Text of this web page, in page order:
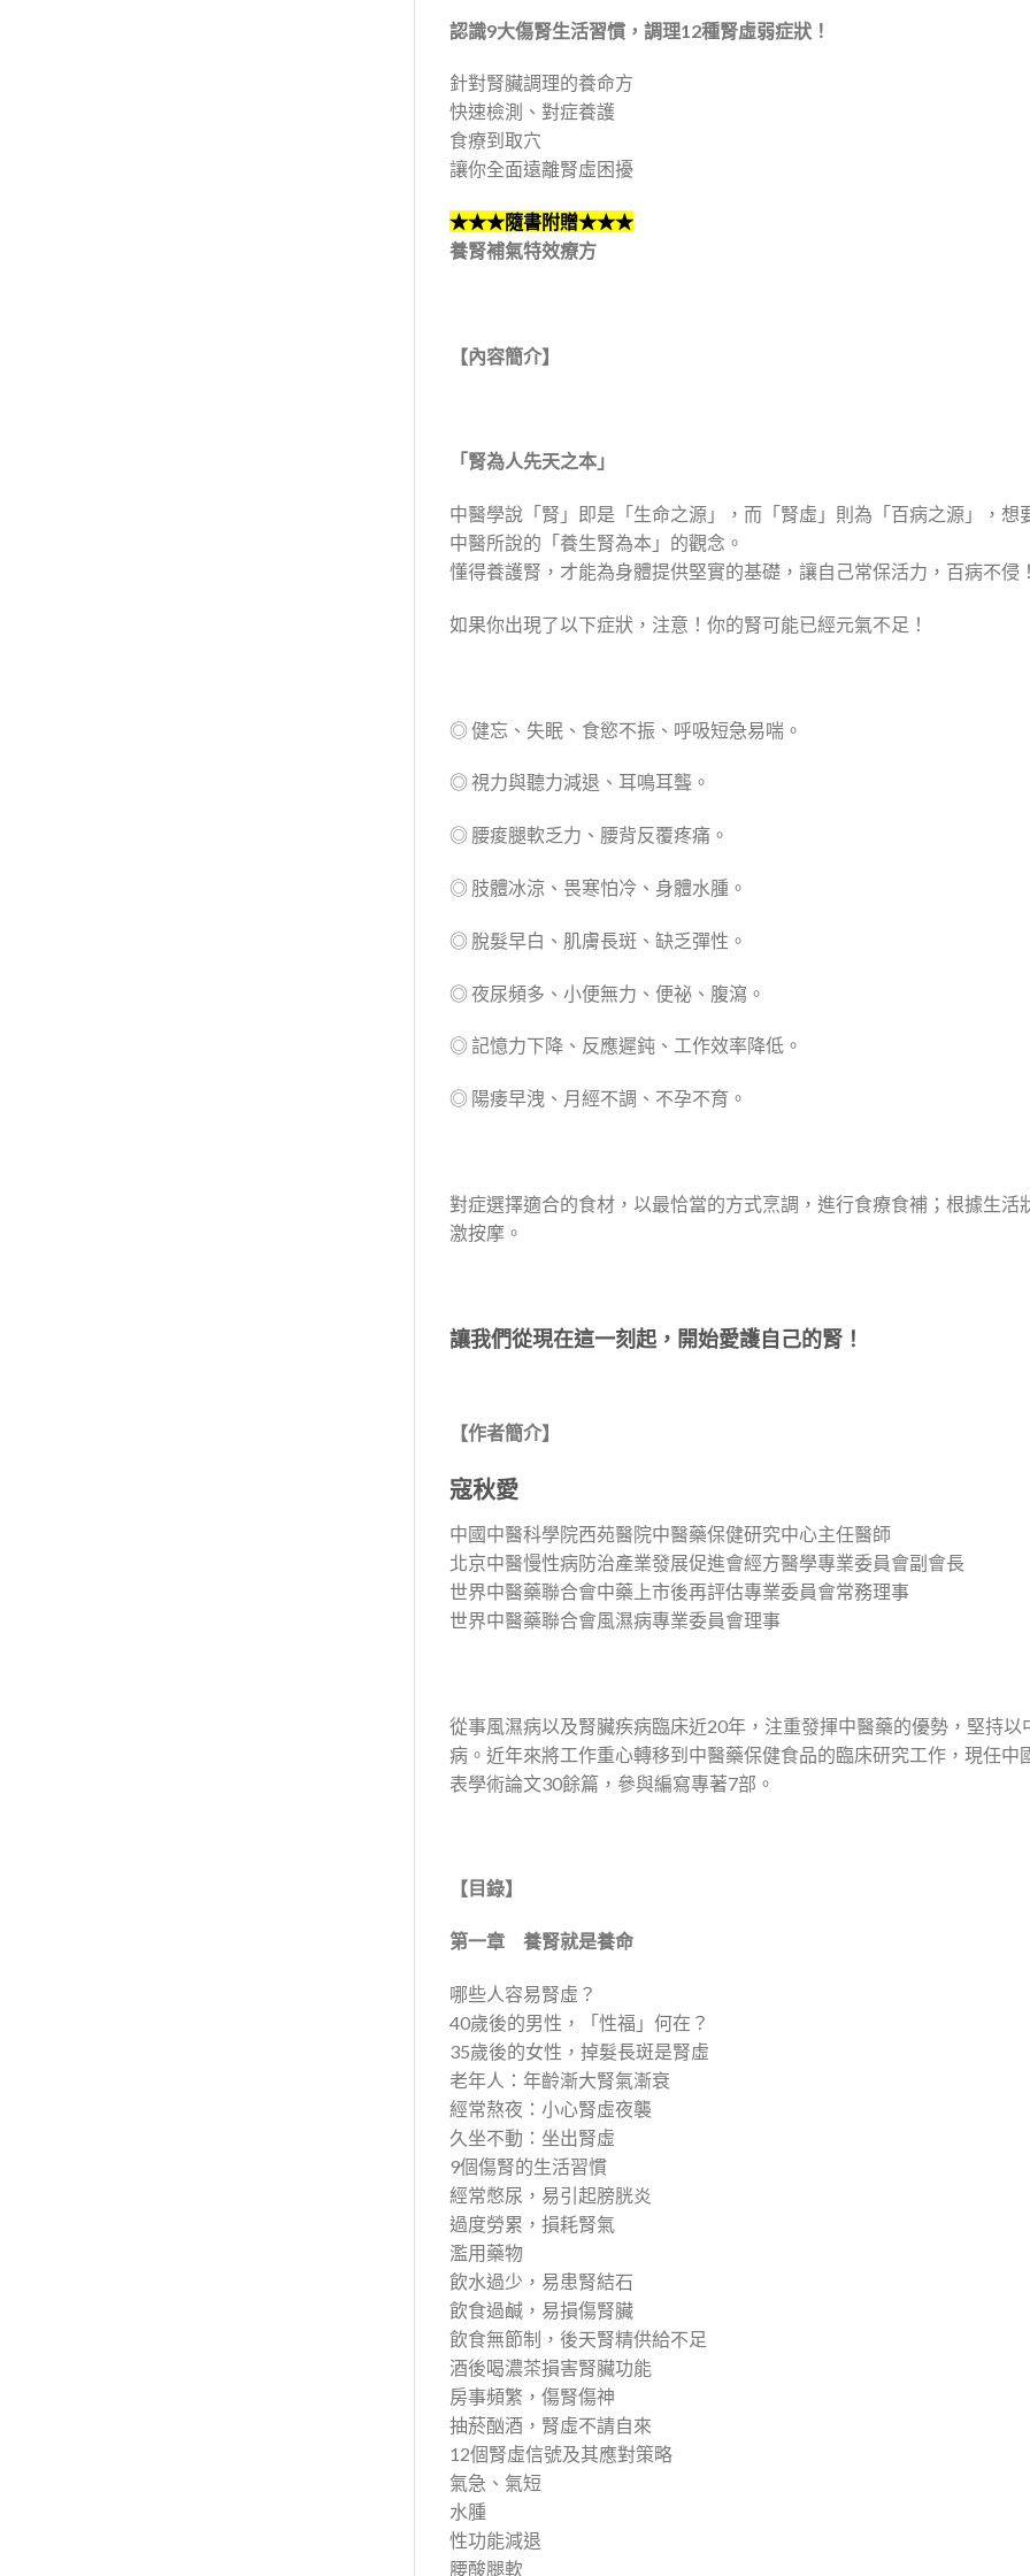
認識9大傷腎生活習慣，調理12種腎虛弱症狀！
針對腎臟調理的養命方
快速檢測、對症養護
食療到取穴
讓你全面遠離腎虛困擾
★★★隨書附贈★★★
養腎補氣特效療方
【內容簡介】
「腎為人先天之本」
中醫學說「腎」即是「生命之源」，而「腎虛」則為「百病之源」，
中醫所說的「養生腎為本」的觀念。
懂得養護腎，才能為身體提供堅實的基礎，讓自己常保活力，百病不侵
如果你出現了以下症狀，注意！你的腎可能已經元氣不足！
◎ 健忘、失眠、食慾不振、呼吸短急易喘。
◎ 視力與聽力減退、耳鳴耳聾。
◎ 腰痠腿軟乏力、腰背反覆疼痛。
◎ 肢體冰涼、畏寒怕冷、身體水腫。
◎ 脫髮早白、肌膚長斑、缺乏彈性。
◎ 夜尿頻多、小便無力、便祕、腹瀉。
◎ 記憶力下降、反應遲鈍、工作效率降低。
◎ 陽痿早洩、月經不調、不孕不育。
對症選擇適合的食材，以最恰當的方式烹調，進行食療食補；根據生
激按摩。
讓我們從現在這一刻起，開始愛護自己的腎！
【作者簡介】
寇秋愛
中國中醫科學院西苑醫院中醫藥保健研究中心主任醫師
北京中醫慢性病防治產業發展促進會經方醫學專業委員會副會長
世界中醫藥聯合會中藥上市後再評估專業委員會常務理事
世界中醫藥聯合會風濕病專業委員會理事
從事風濕病以及腎臟疾病臨床近20年，注重發揮中醫藥的優勢，堅持
病。近年來將工作重心轉移到中醫藥保健食品的臨床研究工作，現任
表學術論文30餘篇，參與編寫專著7部。
【目錄】
第一章 養腎就是養命
哪些人容易腎虛？
40歲後的男性，「性福」何在？
35歲後的女性，掉髮長斑是腎虛
老年人：年齡漸大腎氣漸衰
經常熬夜：小心腎虛夜襲
久坐不動：坐出腎虛
9個傷腎的生活習慣
經常憋尿，易引起膀胱炎
過度勞累，損耗腎氣
濫用藥物
飲水過少，易患腎結石
飲食過鹹，易損傷腎臟
飲食無節制，後天腎精供給不足
酒後喝濃茶損害腎臟功能
房事頻繁，傷腎傷神
抽菸酗酒，腎虛不請自來
12個腎虛信號及其應對策略
氣急、氣短
水腫
性功能減退
腰酸腿軟